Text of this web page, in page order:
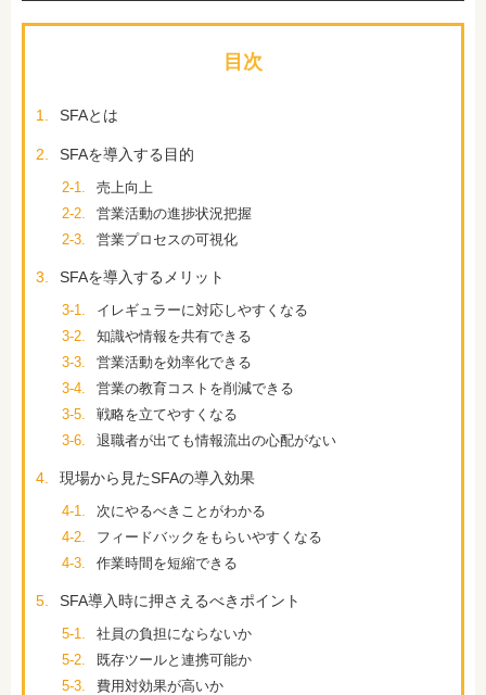
目次
1. SFAとは
2. SFAを導入する目的
2-1.
売上向上
2-2.
営業活動の進捗状況把握
2-3.
営業プロセスの可視化
3. SFAを導入するメリット
3-1.
イレギュラーに対応しやすくなる
3-2.
知識や情報を共有できる
3-3.
営業活動を効率化できる
3-4.
営業の教育コストを削減できる
3-5.
戦略を立てやすくなる
3-6.
退職者が出ても情報流出の心配がない
4. 現場から見たSFAの導入効果
4-1.
次にやるべきことがわかる
4-2.
フィードバックをもらいやすくなる
4-3.
作業時間を短縮できる
5. SFA導入時に押さえるべきポイント
5-1.
社員の負担にならないか
5-2.
既存ツールと連携可能か
5-3.
費用対効果が高いか